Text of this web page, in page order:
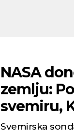
NASA
zemlju:
svemiru,
Svemirska